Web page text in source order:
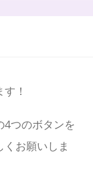
！
つのボタンを
お願いしま